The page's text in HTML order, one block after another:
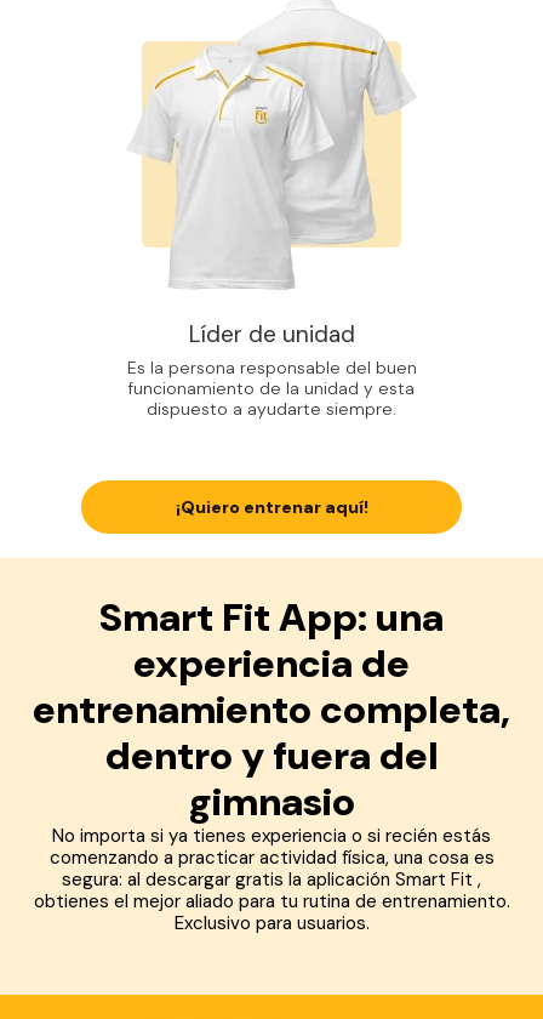
Líder de unidad
Es la persona responsable del buen
funcionamiento de la unidad y esta
dispuesto a ayudarte siempre.
¡Quiero entrenar aquí!
Smart Fit App: una
experiencia de
entrenamiento completa,
dentro y fuera del
gimnasio
No importa si ya tienes experiencia o si recién estás
comenzando a practicar actividad física, una cosa es
segura: al descargar gratis la aplicación Smart Fit ,
obtienes el mejor aliado para tu rutina de entrenamiento.
Exclusivo para usuarios.